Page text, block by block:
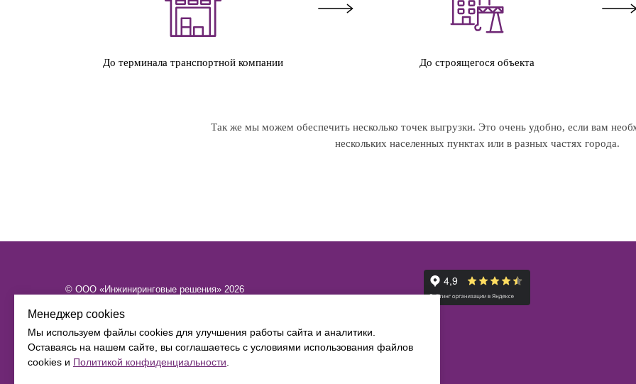
Менеджер cookies
Мы используем файлы cookies для улучшения работы сайта и аналитики.
Оставаясь на нашем сайте, вы соглашаетесь с условиями использования файлов
cookies и Политикой конфиденциальности.
До терминала транспортной компании До строящегося объекта
Так же мы можем обеспечить несколько точек выгрузки. Это очень удобно, если вам
нескольких населенных пунктах или в разных частях города.
© ООО «Инжиниринговые решения» 2026
Политика конфиденциальности
Согласие на обработку персональных данных